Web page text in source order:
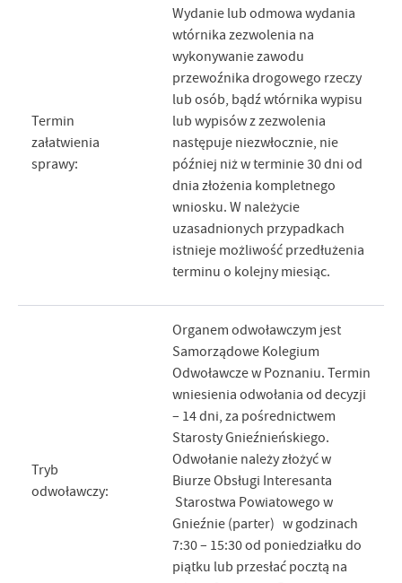
Termin
załatwienia
sprawy:
Wydanie lub odmowa wydania
wtórnika zezwolenia na
wykonywanie zawodu
przewoźnika drogowego rzeczy
lub osób, bądź wtórnika wypisu
lub wypisów z zezwolenia
następuje niezwłocznie, nie
później niż w terminie 30 dni od
dnia złożenia kompletnego
wniosku. W należycie
uzasadnionych przypadkach
istnieje możliwość przedłużenia
terminu o kolejny miesiąc.
Tryb
odwoławczy:
Organem odwoławczym jest
Samorządowe Kolegium
Odwoławcze w Poznaniu. Termin
wniesienia odwołania od decyzji
– 14 dni, za pośrednictwem
Starosty Gnieźnieńskiego.
Odwołanie należy złożyć w
Biurze Obsługi Interesanta
Starostwa Powiatowego w
Gnieźnie (parter) w godzinach
7:30 – 15:30 od poniedziałku do
piątku lub przesłać pocztą na